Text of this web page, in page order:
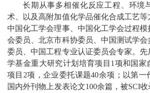
学
师
资
伍
长期 从事多相催化反应工程、环境
术、以及高附加值化学品催化合成工艺
中国化工学会理事、 中国化工学会过程模
会委员、北京市科协委员
中国测试学
委员、中国工程专业认证委员会专家。先
学基金重大研究计划 培育项目 1 项和国家
项目 2项，企业委托课题40余项； 以第一
国内外刊物上发表论文100余篇，被SCI收